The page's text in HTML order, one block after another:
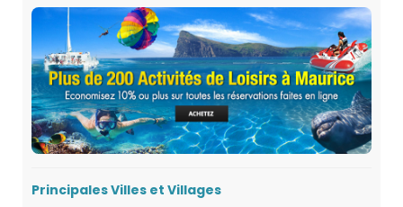
Principales Villes et Villages